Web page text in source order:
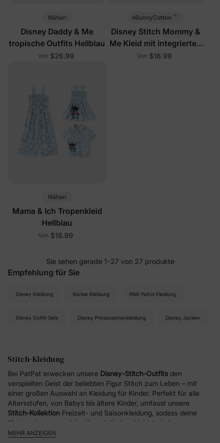
Nähen
Disney Daddy & Me
tropische Outfits Hellblau
Von $26.99
BunnyCotton ™
Disney Stitch Mommy &
Me Kleid mit integrierten
Shorts
Von $16.99
Nähen
Mama & Ich Tropenkleid
Hellblau
Von $18.99
Sie sehen gerade 1-27 von 27 produkte
Empfehlung für Sie
Disney Kleidung Barbie Kleidung PAW Patrol Kleidung
Disney Outfit-Sets Disney Prinzessinnenkleidung Disney Jacken
Stitch-Kleidung
Bei PatPat erwecken unsere Disney-Stitch-Outfits den
verspielten Geist der beliebten Figur Stitch zum Leben – mit
einer großen Auswahl an Kleidung für Kinder. Perfekt für alle
Altersstufen, von Babys bis ältere Kinder, umfasst unsere
Stitch-Kollektion Freizeit- und Saisonkleidung, sodass deine
Kleinen das ganze Jahr über stylisch gekleidet sind.
MEHR ANZEIGEN